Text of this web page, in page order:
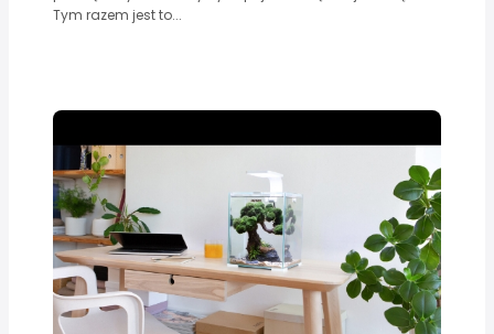
Tym razem jest to...